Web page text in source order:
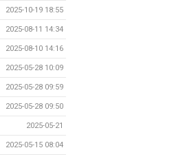
2025-10-19 18:55
2025-08-11 14:34
2025-08-10 14:16
2025-05-28 10:09
2025-05-28 09:59
2025-05-28 09:50
2025-05-21
2025-05-15 08:04